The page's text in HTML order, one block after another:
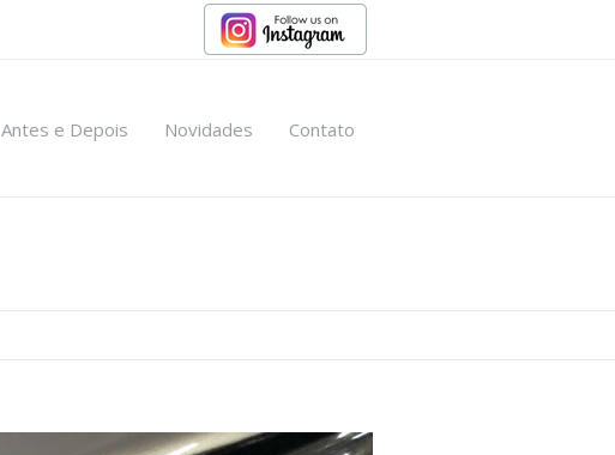
Antes e Depois Novidades Contato